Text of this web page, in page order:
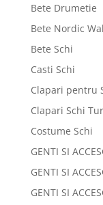
Bete Drumetie
Bete Nordic
Bete Schi
Casti Schi
Clapari pentru
Clapari Schi
Costume Schi
GENTI SI
GENTI SI
GENTI SI